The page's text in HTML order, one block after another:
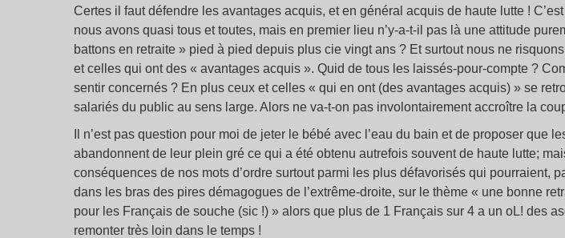
Certes il faut défendre les avantages acquis, et en général acquis de haute lutte !
nous avons quasi tous et toutes, mais en premier lieu n’y-a-t-il pas là une attitude
battons en retraite » pied à pied depuis plus cie vingt ans ? Et surtout nous ne
et celles qui ont des « avantages acquis ». Quid de tous les laissés-pour-compte ?
sentir concernés ? En plus ceux et celles « qui en ont (des avantages acquis) » se
salariés du public au sens large. Alors ne va-t-on pas involontairement accroître la
Il n’est pas question pour moi de jeter le bébé avec l’eau du bain et de proposer que
abandonnent de leur plein gré ce qui a été obtenu autrefois souvent de haute lutte;
conséquences de nos mots d’ordre surtout parmi les plus défavorisés qui pourraient,
dans les bras des pires démagogues de l’extrême-droite, sur le thème « une bonne
pour les Français de souche (sic !) » alors que plus de 1 Français sur 4 a un oL! des
remonter très loin dans le temps !